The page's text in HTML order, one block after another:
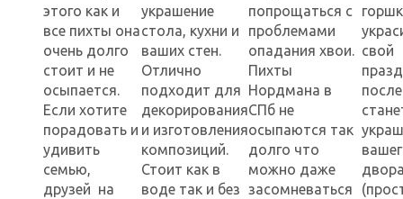
этого как и
все пихты она
очень долго
стоит и не
осыпается.
Если хотите
порадовать и
удивить
семью,
друзей на
украшение
стола, кухни и
ваших стен.
Отлично
подходит для
декорирования
и изготовления
композиций.
Стоит как в
воде так и без
попрощаться с
проблемами
опадания хвои.
Пихты
Нордмана в
СПб не
осыпаются так
долго что
можно даже
засомневаться
свой